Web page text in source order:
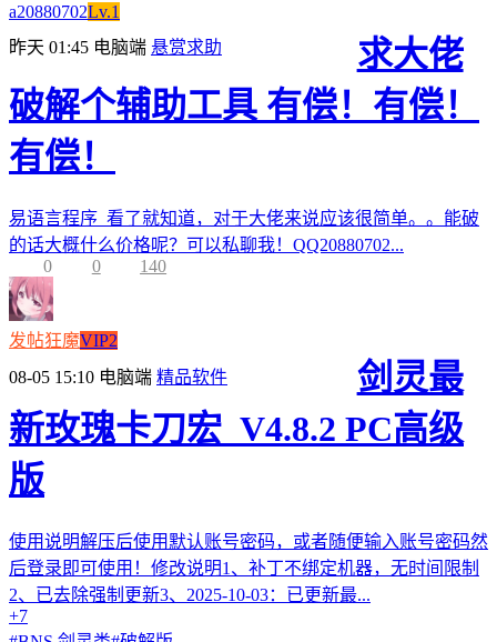
a20880702Lv.1
昨天 01:45 电脑端 悬赏求助
求大佬
破解个辅助工具 有偿！有偿！
有偿！
易语言程序 看了就知道，对于大佬来说应该很简单。。能破
的话大概什么价格呢？可以私聊我！QQ20880702...
0
0 140
发帖狂魔VIP2
08-05 15:10 电脑端 精品软件
剑灵最
新玫瑰卡刀宏_V4.8.2 PC高级
版
使用说明解压后使用默认账号密码，或者随便输入账号密码然
后登录即可使用！修改说明1、补丁不绑定机器，无时间限制
2、已去除强制更新3、2025-10-03：已更新最...
+7